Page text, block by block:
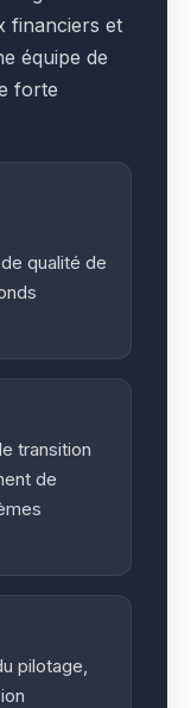
financiers et
équipe de
forte
qualité de
transition
de
pilotage,